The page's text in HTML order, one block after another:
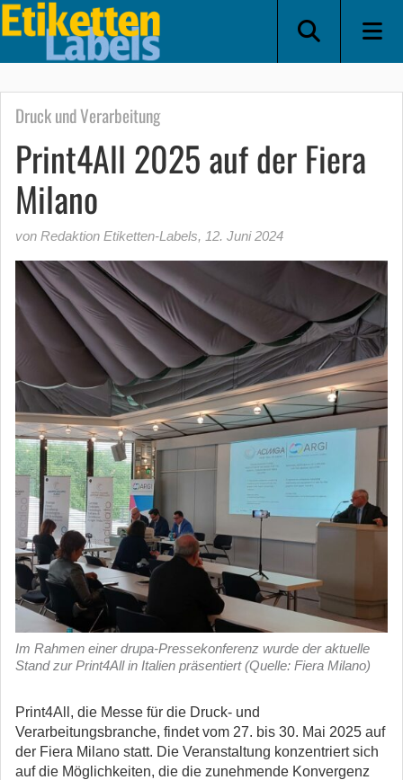
Druck und Verarbeitung
Print4All 2025 auf der Fiera
Milano
von Redaktion Etiketten-Labels, 12. Juni 2024
Im Rahmen einer drupa-Pressekonferenz wurde der aktuelle
Stand zur Print4All in Italien präsentiert (Quelle: Fiera Milano)
Print4All, die Messe für die Druck- und
Verarbeitungsbranche, findet vom 27. bis 30. Mai 2025 auf
der Fiera Milano statt. Die Veranstaltung konzentriert sich
auf die Möglichkeiten, die die zunehmende Konvergenz